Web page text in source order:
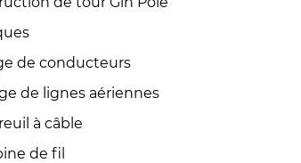
de conducteurs
de lignes aériennes
à câble
de fil